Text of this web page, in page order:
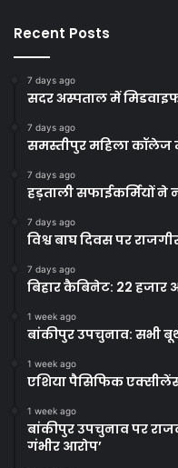
Recent Posts
7 days ago
सदर अस्पताल में
7 days ago
समस्तीपुर महिला कॉलेज
7 days ago
हड़ताली सफाईकर्मियों ने
7 days ago
विश्व बाघ दिवस पर
7 days ago
बिहार कैबिनेट: 22 हजार
1 week ago
बांकीपुर उपचुनाव: सभी
1 week ago
एशिया पैसिफिक एक्सीलेंस
1 week ago
बांकीपुर उपचुनाव पर
गंभीर आरोप’